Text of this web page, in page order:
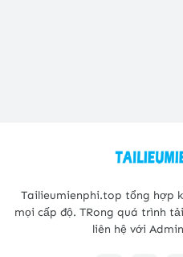
Tailieumienphi.top tổng hợp
mọi cấp độ. TRong quá trình
liên hệ với